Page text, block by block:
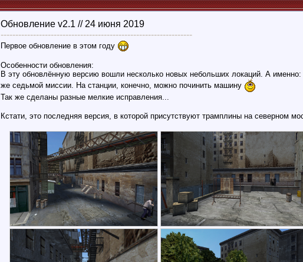
Обновление v2.1 // 24 июня 2019
-----------------------------------------------------------------
Первое обновление в этом году
Особенности обновления:
В эту обновлённую версию вошли несколько новых небольших локаций. А
же седьмой миссии. На станции, конечно, можно починить машину
Так же сделаны разные мелкие исправления...
Кстати, это последняя версия, в которой присутствуют трамплины на северном